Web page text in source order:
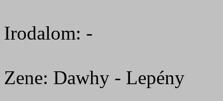
Irodalom: -
Zene: Dawhy - Lepény